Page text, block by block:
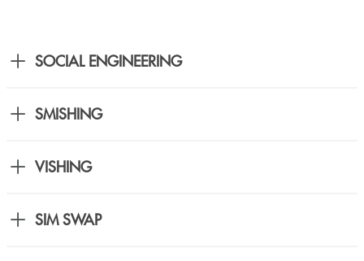
SOCIAL ENGINEERING
SMISHING
VISHING
SIM SWAP